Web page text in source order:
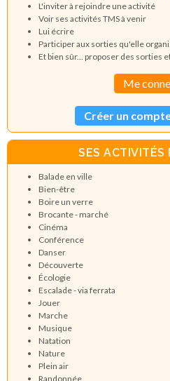
L'inviter à rejoindre une activité
Voir ses activités TMS à venir
Lui écrire
Participer aux sorties qu'elle
Et bien sûr... proposer des sorties
Me
Créer un
SES ACTIVITÉS
Balade en ville
Bien-être
Boire un verre
Brocante - marché
Cinéma
Conférence
Danser
Découverte
Écologie
Escalade - via ferrata
Jouer
Marche
Musique
Natation
Nature
Plein air
Randonnée